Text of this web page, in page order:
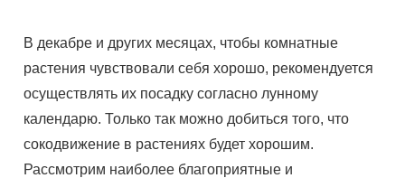
В декабре и других месяцах, чтобы комнатные
растения чувствовали себя хорошо, рекомендуется
осуществлять их посадку согласно лунному
календарю. Только так можно добиться того, что
сокодвижение в растениях будет хорошим.
Рассмотрим наиболее благоприятные и